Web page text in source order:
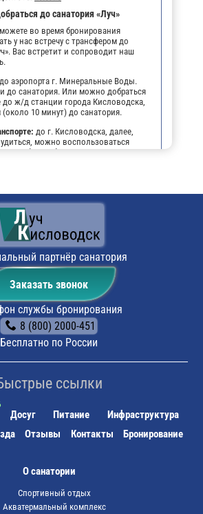
до санатория «Луч»
во время бронирования
у нас встречу с трансфером до
Вас встретит и сопроводит наш
до аэропорта г. Минеральные Воды.
до санатория. Или можно добраться
до ж/д станции города Кисловодска,
10 минут) до санатория.
до г. Кисловодска, далее,
можно воспользоваться
прибытии будет возможность
10 минут) до санатория, или на
партнёр санатория
Заказать звонок
службы бронирования
8 (800) 2000-451
Бесплатно по России
ссылки
Досуг Питание
Инфраструктура
Отзывы Контакты Бронирование
О санатории
Спортивный отдых
Акватермальный комплекс